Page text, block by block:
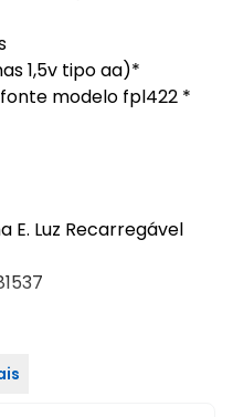
1,5v tipo aa)*
modelo fpl422 *
E. Luz Recarregável